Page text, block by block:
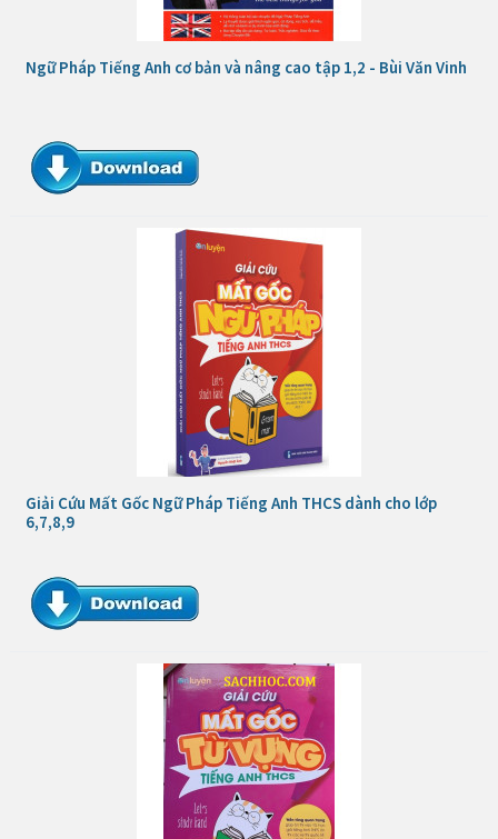
Ngữ Pháp Tiếng Anh cơ bản và nâng cao tập 1,2 - Bùi Văn Vinh
Giải Cứu Mất Gốc Ngữ Pháp Tiếng Anh THCS dành cho lớp
6,7,8,9